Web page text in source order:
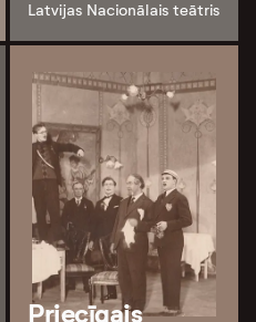
Latvijas Nacionālais teātris
Priecīgais